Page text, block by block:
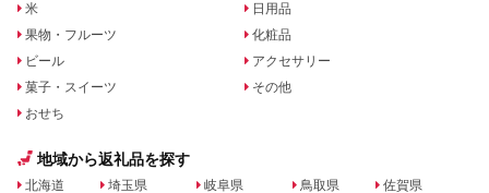
米
果物・フルーツ
ビール
菓子・スイーツ
おせち
日用品
化粧品
アクセサリー
その他
地域から返礼品を探す
北海道 埼玉県 岐阜県 鳥取県 佐賀県